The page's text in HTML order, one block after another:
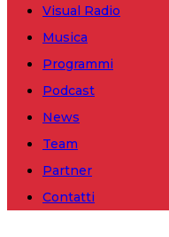
Visual Radio
Musica
Programmi
Podcast
News
Team
Partner
Contatti